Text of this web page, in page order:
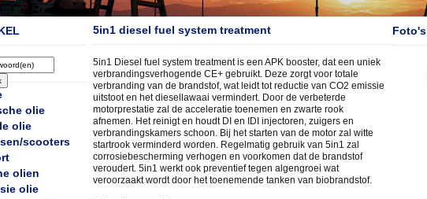
olie
olie
scooters
olien
olie
5in1 diesel fuel system treatment
5in1 Diesel fuel system treatment is een APK booster, dat een uniek
verbrandingsverhogende CE+ gebruikt. Deze zorgt voor totale
verbranding van de brandstof, wat leidt tot reductie van CO2 emissie
uitstoot en het diesellawaai vermindert. Door de verbeterde
motorprestatie zal de acceleratie toenemen en zwarte rook
afnemen. Het reinigt en houdt DI en IDI injectoren, zuigers en
verbrandingskamers schoon. Bij het starten van de motor zal witte
startrook verminderd worden. Regelmatig gebruik van 5in1 zal
corrosiebescherming verhogen en voorkomen dat de brandstof
veroudert. 5in1 werkt ook preventief tegen algengroei wat
veroorzaakt wordt door het toenemende tanken van biobrandstof.
Foto's